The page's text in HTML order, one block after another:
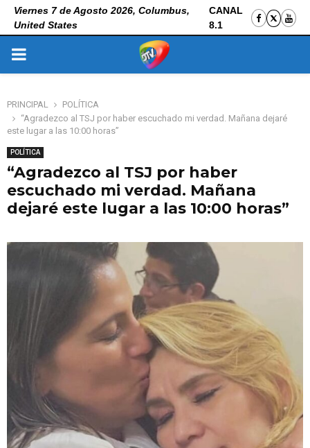
Viernes 7 de Agosto 2026, Columbus,
United States
CANAL
8.1
PRIMARY
PRINCIPAL
POLÍTICA
“Agradezco al TSJ por haber escuchado mi verdad. Mañana dejaré
este lugar a las 10:00 horas”
POLÍTICA
“Agradezco al TSJ por haber
escuchado mi verdad. Mañana
dejaré este lugar a las 10:00 horas”